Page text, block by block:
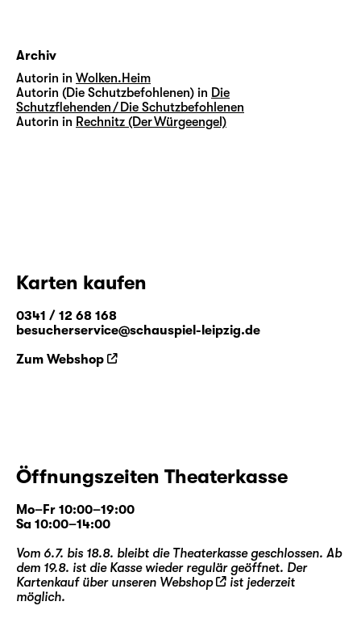
Archiv
Autorin in Wolken.Heim
Autorin (Die Schutzbefohlenen) in Die
Schutzflehenden / Die Schutzbefohlenen
Autorin in Rechnitz (Der Würgeengel)
Karten kaufen
0341 / 12 68 168
besucherservice@schauspiel-leipzig.de
Zum Webshop
Öffnungszeiten Theaterkasse
Mo–Fr 10:00–19:00
Sa 10:00–14:00
Vom 6.7. bis 18.8. bleibt die Theaterkasse geschlossen. Ab
dem 19.8. ist die Kasse wieder regulär geöffnet. Der
Kartenkauf über unseren Webshop
ist jederzeit
möglich.